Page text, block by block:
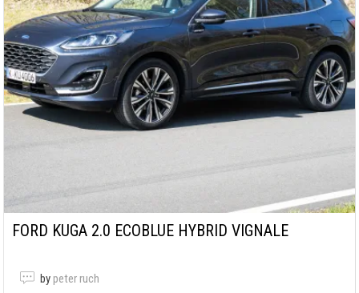
FORD KUGA 2.0 ECOBLUE HYBRID VIGNALE
by peter ruch